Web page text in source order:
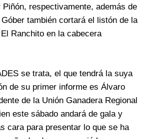
respectivamente, además de
también cortará el listón de la
Ranchito en la cabecera
se trata, el que tendrá la suya
de su primer informe es Álvaro
de la Unión Ganadera Regional
este sábado andará de gala y
cara para presentar lo que se ha